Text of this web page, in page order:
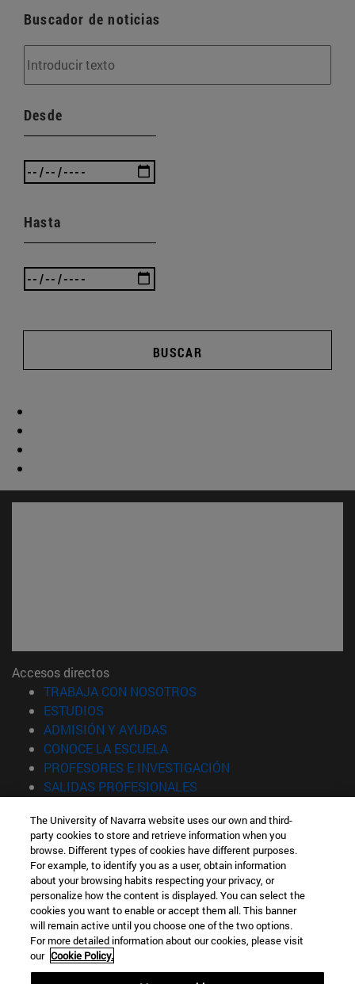
Buscador de noticias
Desde
Hasta
BUSCAR
Accesos directos
TRABAJA CON NOSOTROS
ESTUDIOS
ADMISIÓN Y AYUDAS
CONOCE LA ESCUELA(abre en nueva ventana)
PROFESORES E INVESTIGACIÓN
SALIDAS PROFESIONALES
Información
TFNO +34 943 21 98 77
¿QUÉ GRADO TE INTERESA?
¿QUÉ MÁSTER TE INTERESA?
© Universidad de Navarra
Información legal
Accesibilidad
The University of Navarra website uses our own and third-
party cookies to store and retrieve information when you
browse. Different types of cookies have different purposes.
For example, to identify you as a user, obtain information
about your browsing habits respecting your privacy, or
personalize how the content is displayed. You can select the
cookies you want to enable or accept them all. This banner
will remain active until you choose one of the two options.
For more detailed information about our cookies, please visit
our Cookie Policy.